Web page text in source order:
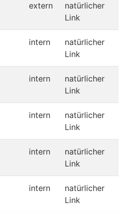
extern
natürlicher
Link
intern
natürlicher
Link
intern
natürlicher
Link
intern
natürlicher
Link
intern
natürlicher
Link
intern
natürlicher
Link